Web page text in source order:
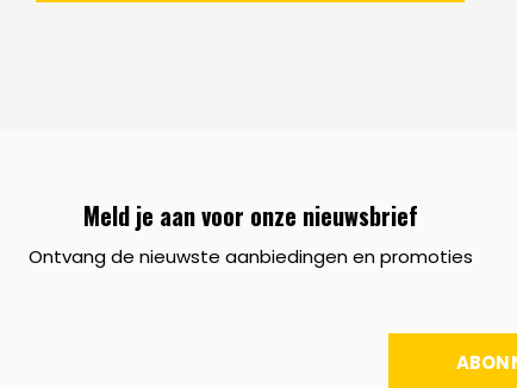
Meld je aan voor onze nieuwsbrief
Ontvang de nieuwste aanbiedingen en promoties